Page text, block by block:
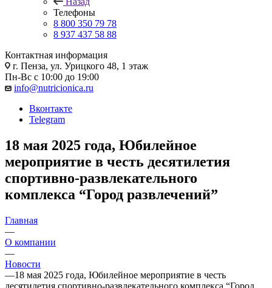
Телефоны
8 800 350 79 78
8 937 437 58 88
Контактная информация
г. Пенза, ул. Урицкого 48, 1 этаж
Пн-Вс с 10:00 до 19:00
info@nutricionica.ru
Вконтакте
Telegram
18 мая 2025 года, Юбилейное
мероприятие в честь десятилетия
спортивно-развлекательного
комплекса “Город развлечений”
Главная
—
О компании
—
Новости
—18 мая 2025 года, Юбилейное мероприятие в честь
десятилетия спортивно-развлекательного комплекса “Город